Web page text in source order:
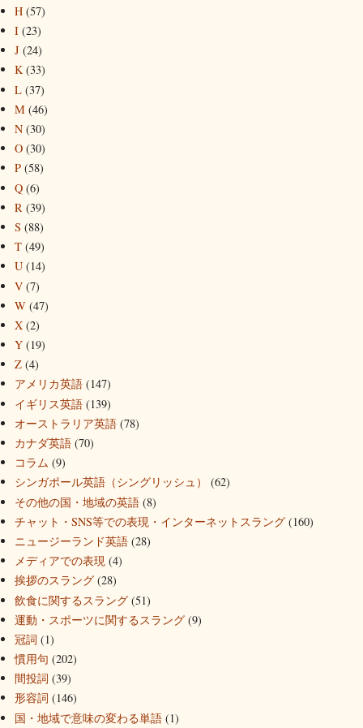
H (57)
I (23)
J (24)
K (33)
L (37)
M (46)
N (30)
O (30)
P (58)
Q (6)
R (39)
S (88)
T (49)
U (14)
V (7)
W (47)
X (2)
Y (19)
Z (4)
アメリカ英語 (147)
イギリス英語 (139)
オーストラリア英語 (78)
カナダ英語 (70)
コラム (9)
シンガポール英語（シングリッシュ）
(62)
その他の国・地域の英語 (8)
チャット・SNS等での表現・インターネットスラング (160)
ニュージーランド英語 (28)
メディアでの表現 (4)
挨拶のスラング (28)
飲食に関するスラング (51)
運動・スポーツに関するスラング (9)
冠詞 (1)
慣用句 (202)
間投詞 (39)
形容詞 (146)
国・地域で意味の変わる単語 (1)